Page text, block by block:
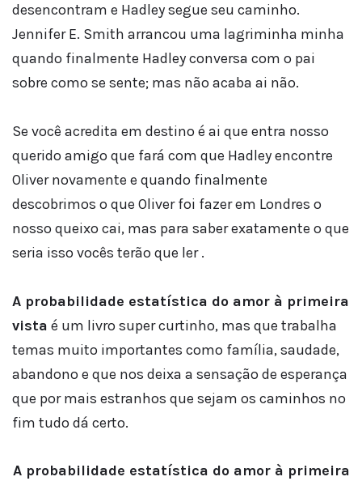
desencontram e Hadley segue seu caminho.
Jennifer E. Smith arrancou uma lagriminha minha
quando finalmente Hadley conversa com o pai
sobre como se sente; mas não acaba ai não.
Se você acredita em destino é ai que entra nosso
querido amigo que fará com que Hadley encontre
Oliver novamente e quando finalmente
descobrimos o que Oliver foi fazer em Londres o
nosso queixo cai, mas para saber exatamente o que
seria isso vocês terão que ler .
A probabilidade estatística do amor à primeira
vista é um livro super curtinho, mas que trabalha
temas muito importantes como família, saudade,
abandono e que nos deixa a sensação de esperança
que por mais estranhos que sejam os caminhos no
fim tudo dá certo.
A probabilidade estatística do amor à primeira